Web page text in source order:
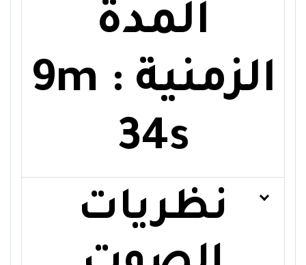
المدة
الزمنية : 9m
34s
نظريات